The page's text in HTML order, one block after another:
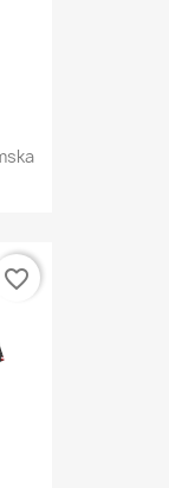
favorite_border